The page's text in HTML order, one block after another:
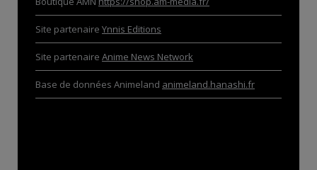
Site partenaire Ynnis Editions
Site partenaire Anime News Network
Base de données Animeland animeland.hanashi.fr